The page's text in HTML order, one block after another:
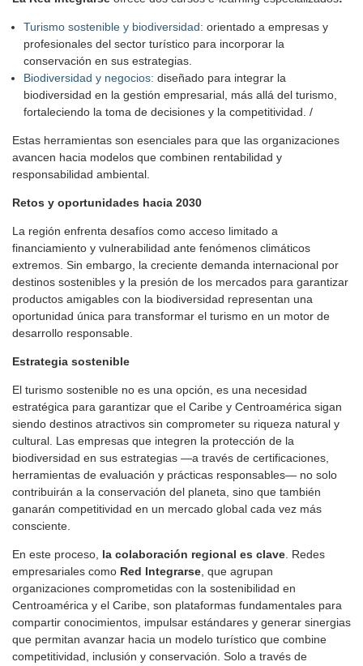
Turismo sostenible y biodiversidad: orientado a empresas y
profesionales del sector turístico para incorporar la
conservación en sus estrategias.
Biodiversidad y negocios: diseñado para integrar la
biodiversidad en la gestión empresarial, más allá del turismo,
fortaleciendo la toma de decisiones y la competitividad. /
Estas herramientas son esenciales para que las organizaciones
avancen hacia modelos que combinen rentabilidad y
responsabilidad ambiental.
Retos y oportunidades hacia 2030
La región enfrenta desafíos como acceso limitado a
financiamiento y vulnerabilidad ante fenómenos climáticos
extremos. Sin embargo, la creciente demanda internacional por
destinos sostenibles y la presión de los mercados para garantizar
productos amigables con la biodiversidad representan una
oportunidad única para transformar el turismo en un motor de
desarrollo responsable.
Estrategia sostenible
El turismo sostenible no es una opción, es una necesidad
estratégica para garantizar que el Caribe y Centroamérica sigan
siendo destinos atractivos sin comprometer su riqueza natural y
cultural. Las empresas que integren la protección de la
biodiversidad en sus estrategias —a través de certificaciones,
herramientas de evaluación y prácticas responsables— no solo
contribuirán a la conservación del planeta, sino que también
ganarán competitividad en un mercado global cada vez más
consciente.
En este proceso, la colaboración regional es clave . Redes
empresariales como Red Integrarse , que agrupan
organizaciones comprometidas con la sostenibilidad en
Centroamérica y el Caribe, son plataformas fundamentales para
compartir conocimientos, impulsar estándares y generar sinergias
que permitan avanzar hacia un modelo turístico que combine
competitividad, inclusión y conservación. Solo a través de